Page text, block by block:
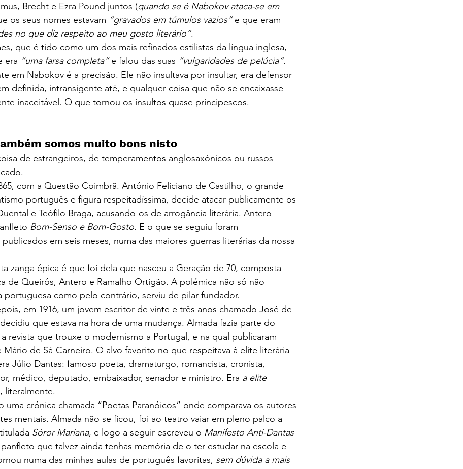
Brecht e Ezra Pound juntos (quando se é Nabokov ataca-se em
os seus nomes estavam “gravados em túmulos vazios” e que eram
no que diz respeito ao meu gosto literário”.
que é tido como um dos mais refinados estilistas da língua inglesa,
era “uma farsa completa” e falou das suas “vulgaridades de pelúcia”.
em Nabokov é a precisão. Ele não insultava por insultar, era defensor
definida, intransigente até, e qualquer coisa que não se encaixasse
inaceitável. O que tornou os insultos quase principescos.
somos muito bons nisto
de estrangeiros, de temperamentos anglosaxónicos ou russos
com a Questão Coimbrã. António Feliciano de Castilho, o grande
português e figura respeitadíssima, decide atacar publicamente os
e Teófilo Braga, acusando-os de arrogância literária. Antero
Bom-Senso e Bom-Gosto. E o que se seguiu foram
em seis meses, numa das maiores guerras literárias da nossa
zanga épica é que foi dela que nasceu a Geração de 70, composta
de Queirós, Antero e Ramalho Ortigão. A polémica não só não
portuguesa como pelo contrário, serviu de pilar fundador.
em 1916, um jovem escritor de vinte e três anos chamado José de
que estava na hora de uma mudança. Almada fazia parte do
a revista que trouxe o modernismo a Portugal, e na qual publicaram
Mário de Sá-Carneiro. O alvo favorito no que respeitava à elite literária
Júlio Dantas: famoso poeta, dramaturgo, romancista, cronista,
médico, deputado, embaixador, senador e ministro. Era a elite
literalmente.
uma crónica chamada “Poetas Paranóicos” onde comparava os autores
mentais. Almada não se ficou, foi ao teatro vaiar em pleno palco a
Sóror Mariana, e logo a seguir escreveu o Manifesto Anti-Dantas
que talvez ainda tenhas memória de o ter estudar na escola e
numa das minhas aulas de português favoritas, sem dúvida a mais